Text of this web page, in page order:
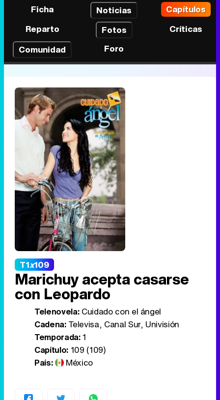
Ficha Noticias
Capítulos
Reparto
Fotos
Críticas
Comunidad
Foro
T1x109
Marichuy acepta casarse
con Leopardo
Telenovela:Cuidado con el ángel
Cadena:Televisa, Canal Sur, Univisión
Temporada:1
Capítulo:109 (109)
País:
México